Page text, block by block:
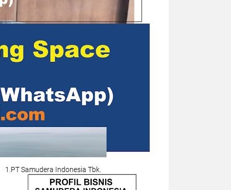
1.PT Samudera Indonesia Tbk.